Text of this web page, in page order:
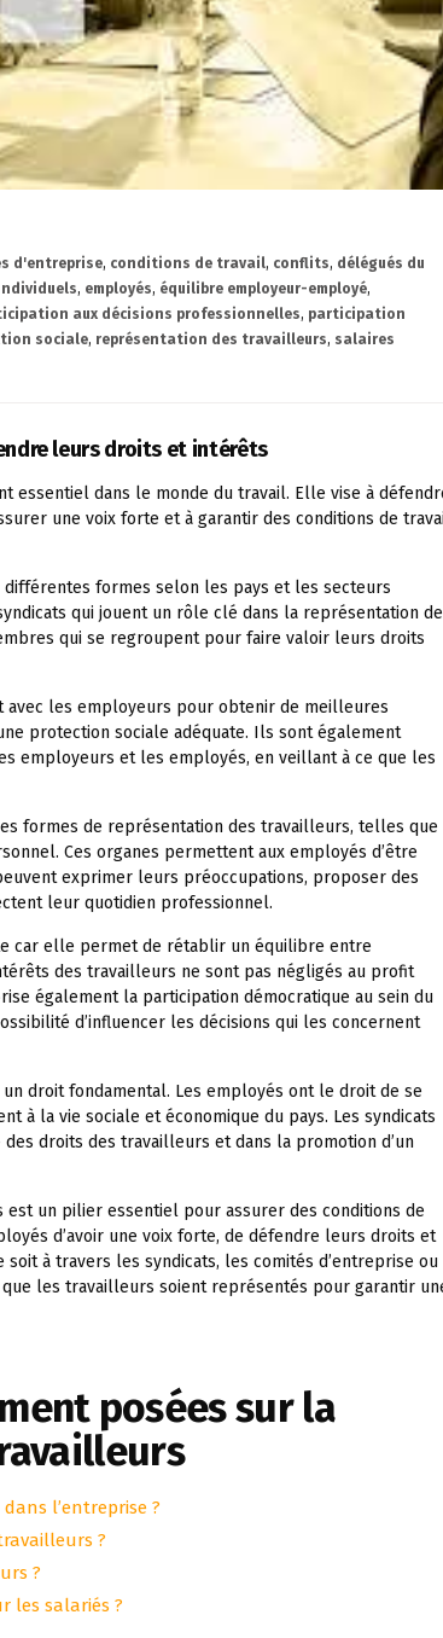
d'entreprise, conditions de travail, conflits, délégués du
, employés, équilibre employeur-employé,
aux décisions professionnelles, participation
sociale, représentation des travailleurs, salaires
leurs droits et intérêts
essentiel dans le monde du travail. Elle vise à
une voix forte et à garantir des conditions de
formes selon les pays et les secteurs
qui jouent un rôle clé dans la représentation
qui se regroupent pour faire valoir leurs droits
avec les employeurs pour obtenir de meilleures
protection sociale adéquate. Ils sont également
employeurs et les employés, en veillant à ce que les
formes de représentation des travailleurs, telles que
Ces organes permettent aux employés d’être
exprimer leurs préoccupations, proposer des
leur quotidien professionnel.
car elle permet de rétablir un équilibre entre
des travailleurs ne sont pas négligés au profit
également la participation démocratique au sein du
d’influencer les décisions qui les concernent
droit fondamental. Les employés ont le droit de se
à la vie sociale et économique du pays. Les syndicats
droits des travailleurs et dans la promotion d’un
un pilier essentiel pour assurer des conditions de
d’avoir une voix forte, de défendre leurs droits et
à travers les syndicats, les comités d’entreprise ou
les travailleurs soient représentés pour garantir
posées sur la
l’entreprise ?
?
?
les salariés ?